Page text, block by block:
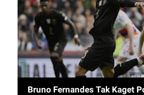
Bruno Fernandes Tak Kaget